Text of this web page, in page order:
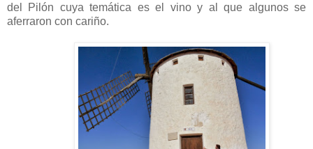
del Pilón cuya temática es el vino y al que algunos se
aferraron con cariño.